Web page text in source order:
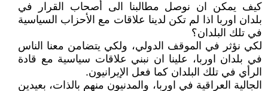
كيف يمكن ان نوصل مطالبنا الى أصحاب القرار في
بلدان اوربا اذا لم تكن لدينا علاقات مع الأحزاب السياسية
في تلك البلدان؟
لكي نؤثر في الموقف الدولي، ولكي يتضامن معنا الناس
في بلدان اوربا، علينا ان نبني علاقات سياسية مع قادة
الرأي في تلك البلدان كما فعل الإيرانيون.
الجالية العراقية في اوربا، والمدنيون منهم بالذات، بعيدين